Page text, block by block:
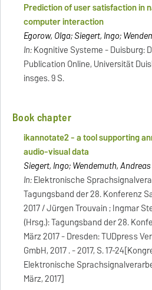
Prediction of user satisfaction in
computer interaction
Egorow, Olga; Siegert, Ingo;
In:Kognitive Systeme - Duisburg:
Publication Online, Universität
insges. 9 S.
Book chapter
ikannotate2 - a tool supporting
audio-visual data
Siegert, Ingo; Wendemuth, Andreas
In:Elektronische
Tagungsband der 28. Konferenz
2017 / Jürgen Trouvain ; Ingmar
(Hrsg.): Tagungsband der 28.
März 2017 - Dresden: TUDpress
GmbH, 2017 . - 2017, S. 17-
Elektronische
März, 2017]